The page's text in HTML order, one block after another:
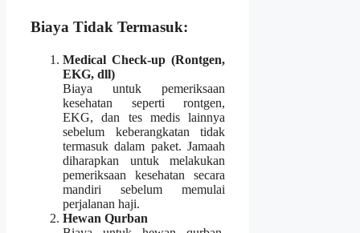
Biaya Tidak Termasuk:
Medical Check-up (Rontgen,
EKG, dll)
Biaya untuk pemeriksaan
kesehatan seperti rontgen,
EKG, dan tes medis lainnya
sebelum keberangkatan tidak
termasuk dalam paket. Jamaah
diharapkan untuk melakukan
pemeriksaan kesehatan secara
mandiri sebelum memulai
perjalanan haji.
Hewan Qurban